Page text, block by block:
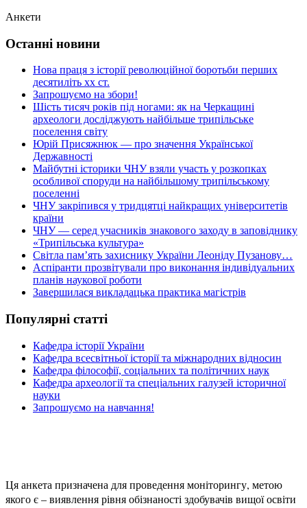
Анкети
Останні новини
Нова праця з історії революційної боротьби перших
десятиліть хх ст.
Запрошуємо на збори!
Шість тисяч років під ногами: як на Черкащині
археологи досліджують найбільше трипільське
поселення світу
Юрій Присяжнюк — про значення Української
Державності
Майбутні історики ЧНУ взяли участь у розкопках
особливої споруди на найбільшому трипільському
поселенні
ЧНУ закріпився у тридцятці найкращих університетів
країни
ЧНУ — серед учасників знакового заходу в заповіднику
«Трипільська культура»
Світла пам’ять захиснику України Леоніду Пузанову…
Аспіранти прозвітували про виконання індивідуальних
планів наукової роботи
Завершилася викладацька практика магістрів
Популярні статті
Кафедра історії України
Кафедра всесвітньої історії та міжнародних відносин
Кафедра філософії, соціальних та політичних наук
Кафедра археології та спеціальних галузей історичної
науки
Запрошуємо на навчання!
Ця анкета призначена для проведення моніторингу, метою
якого є – виявлення рівня обізнаності здобувачів вищої освіти